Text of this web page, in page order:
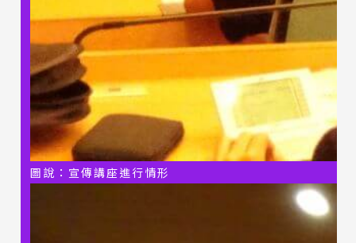
圖說：宣傳講座進行情形